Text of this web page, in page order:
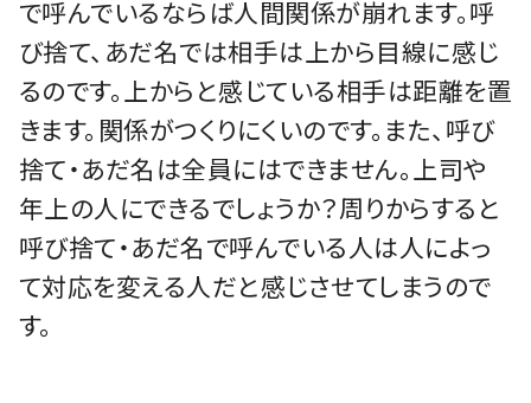
で呼んでいるならば人間関係が崩れます。呼
び捨て、あだ名では相手は上から目線に感じ
るのです。上からと感じている相手は距離を置
きます。関係がつくりにくいのです。また、呼び
捨て・あだ名は全員にはできません。上司や
年上の人にできるでしょうか？周りからすると
呼び捨て・あだ名で呼んでいる人は人によっ
て対応を変える人だと感じさせてしまうので
す。